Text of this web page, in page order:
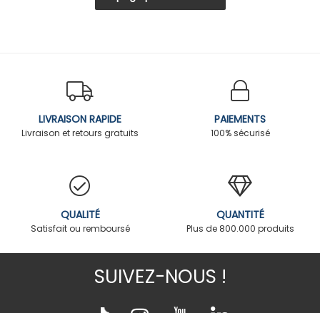
LIVRAISON RAPIDE
Livraison et retours gratuits
PAIEMENTS
100% sécurisé
QUALITÉ
Satisfait ou remboursé
QUANTITÉ
Plus de 800.000 produits
SUIVEZ-NOUS !